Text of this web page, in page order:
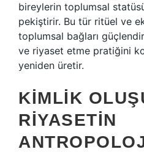
bireylerin toplumsal
pekiştirir. Bu tür ritüel ve
toplumsal bağları
ve riyaset etme pratiğini
yeniden üretir.
KIMLIK
RIYASETIN